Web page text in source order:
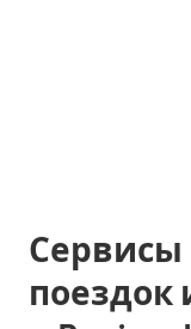
Сервисы
поездок